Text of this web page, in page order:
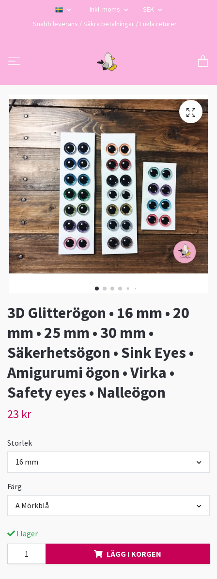
Inkl. moms
SEK
Snabb leverans / Säkra betalningar / Enkla returer
3D Glitterögon • 16 mm • 20
mm • 25 mm • 30 mm •
Säkerhetsögon • Sink Eyes •
Amigurumi ögon • Virka •
Safety eyes • Nalleögon
23 kr
Storlek
16 mm
Färg
A Mörkblå
I lager
LÄGG I KORGEN